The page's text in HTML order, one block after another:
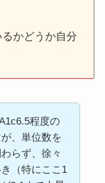
かどうか自分
程度の
、単位数を
らず、徐々
（特にここ1